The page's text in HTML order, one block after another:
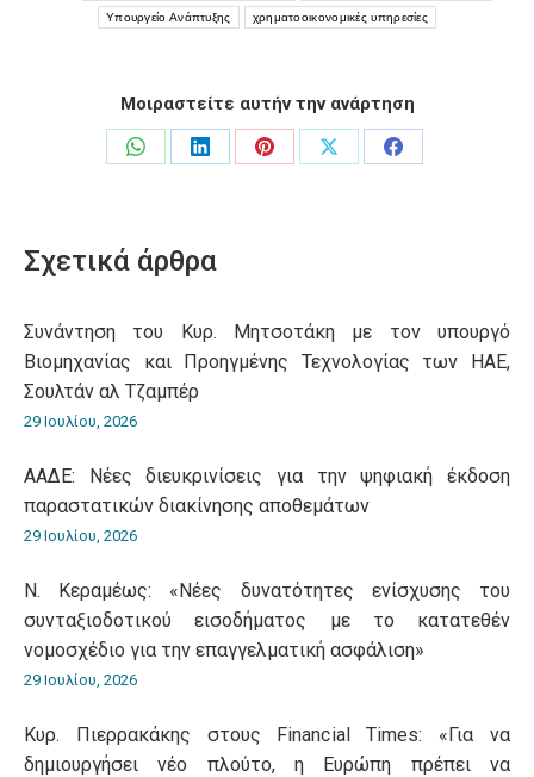
Υπουργείο Ανάπτυξης χρηματοοικονομικές υπηρεσίες
Μοιραστείτε αυτήν την ανάρτηση
Share
Share
Share
Share
Share
Σχετικά άρθρα
Συνάντηση του Κυρ. Μητσοτάκη με τον υπουργό
Βιομηχανίας και Προηγμένης Τεχνολογίας των ΗΑΕ,
Σουλτάν αλ Τζαμπέρ
29 Ιουλίου, 2026
ΑΑΔΕ: Νέες διευκρινίσεις για την ψηφιακή έκδοση
παραστατικών διακίνησης αποθεμάτων
29 Ιουλίου, 2026
Ν. Κεραμέως: «Νέες δυνατότητες ενίσχυσης του
συνταξιοδοτικού εισοδήματος με το κατατεθέν
νομοσχέδιο για την επαγγελματική ασφάλιση»
29 Ιουλίου, 2026
Κυρ. Πιερρακάκης στους Financial Times: «Για να
δημιουργήσει νέο πλούτο, η Ευρώπη πρέπει να